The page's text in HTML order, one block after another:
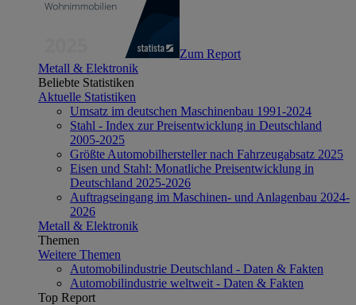
Zum Report
Metall & Elektronik
Beliebte Statistiken
Aktuelle Statistiken
Umsatz im deutschen Maschinenbau 1991-2024
Stahl - Index zur Preisentwicklung in Deutschland
2005-2025
Größte Automobilhersteller nach Fahrzeugabsatz 2025
Eisen und Stahl: Monatliche Preisentwicklung in
Deutschland 2025-2026
Auftragseingang im Maschinen- und Anlagenbau 2024-
2026
Metall & Elektronik
Themen
Weitere Themen
Automobilindustrie Deutschland - Daten & Fakten
Automobilindustrie weltweit - Daten & Fakten
Top Report